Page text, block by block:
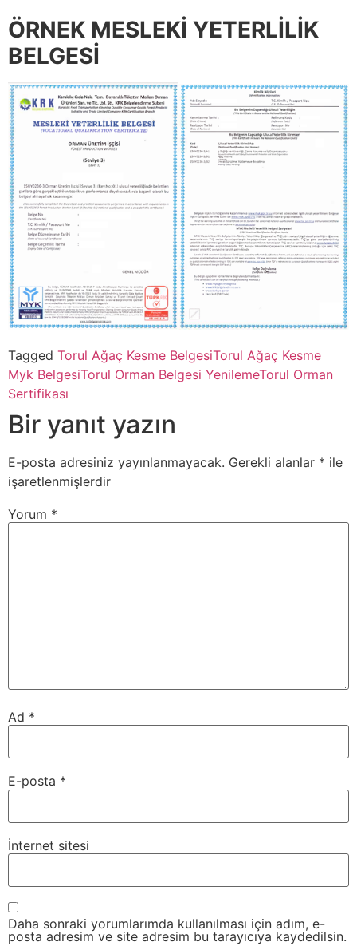
ÖRNEK MESLEKİ YETERLİLİK
BELGESİ
Tagged Torul Ağaç Kesme BelgesiTorul Ağaç Kesme
Myk BelgesiTorul Orman Belgesi YenilemeTorul Orman
Sertifikası
Bir yanıt yazın
E-posta adresiniz yayınlanmayacak. Gerekli alanlar * ile
işaretlenmişlerdir
Yorum *
Ad *
E-posta *
İnternet sitesi
Daha sonraki yorumlarımda kullanılması için adım, e-
posta adresim ve site adresim bu tarayıcıya kaydedilsin.